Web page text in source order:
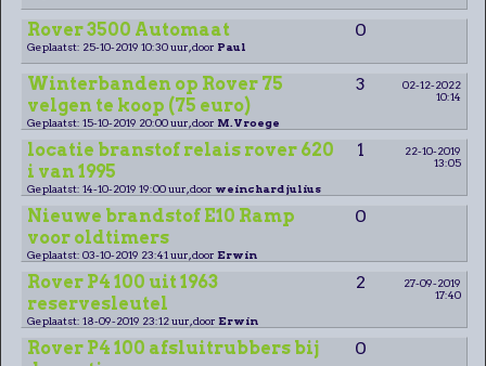
Rover 3500 Automaat 0
Geplaatst: 25-10-2019 10:30 uur, door Paul
Winterbanden op Rover 75
velgen te koop (75 euro)
3
02-12-2022
10:14
Geplaatst: 15-10-2019 20:00 uur, door M.Vroege
locatie branstof relais rover 620
i van 1995
1
22-10-2019
13:05
Geplaatst: 14-10-2019 19:00 uur, door weinchard julius
Nieuwe brandstof E10 Ramp
voor oldtimers
0
Geplaatst: 03-10-2019 23:41 uur, door Erwin
Rover P4 100 uit 1963
reservesleutel
2
27-09-2019
17:40
Geplaatst: 18-09-2019 23:12 uur, door Erwin
Rover P4 100 afsluitrubbers bij
0